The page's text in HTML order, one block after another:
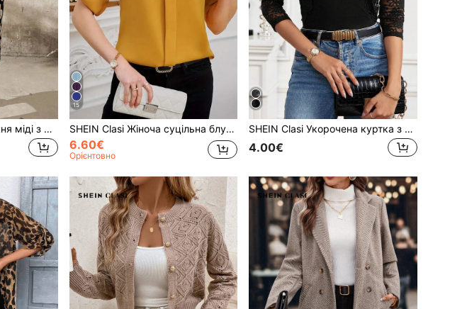
SHEIN Clasi Жіноча сукня міді з леопардовим принтом і зав'язками на талії
15
SHEIN Clasi Жіноча суцільна блузка з рукавами-засуками
6.60€
Орієнтовно
SHEIN Clasi Укорочена куртка з прозорим мереживом та оздобленням з гребінців на літо, осінь/зима
4.00€